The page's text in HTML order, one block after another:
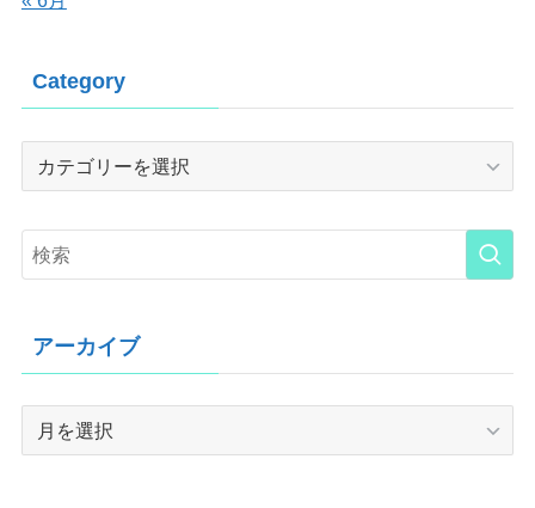
Category
Category
アーカイブ